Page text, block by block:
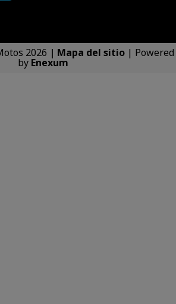
2026 | Mapa del sitio| Powered
by Enexum